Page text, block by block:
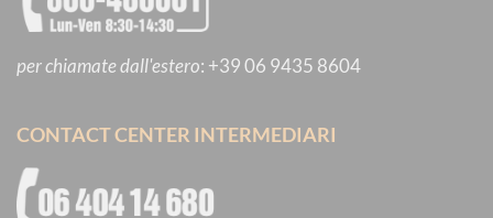
per chiamate dall'estero: +39 06 9435 8604
CONTACT CENTER INTERMEDIARI